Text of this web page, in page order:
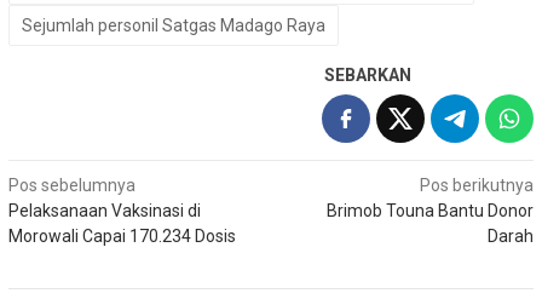
Sejumlah personil Satgas Madago Raya
SEBARKAN
Navigasi
pos
Pos sebelumnya
Pelaksanaan Vaksinasi di
Morowali Capai 170.234 Dosis
Pos berikutnya
Brimob Touna Bantu Donor
Darah